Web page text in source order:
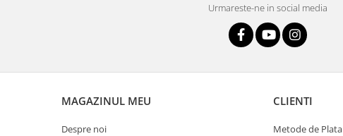
Urmareste-ne in social media
MAGAZINUL MEU
Despre noi
CLIENTI
Metode de Plata